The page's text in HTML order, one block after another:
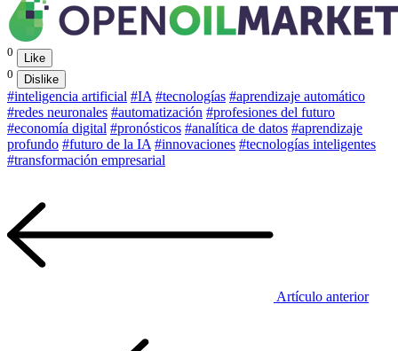
0
Like
0
Dislike
#inteligencia artificial #IA #tecnologías #aprendizaje automático
#redes neuronales #automatización #profesiones del futuro
#economía digital #pronósticos #analítica de datos #aprendizaje
profundo #futuro de la IA #innovaciones #tecnologías inteligentes
#transformación empresarial
Artículo anterior